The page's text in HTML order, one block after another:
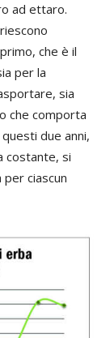
ad ettaro.
che è il
per la
sia
che comporta
due anni,
costante, si
ciascun